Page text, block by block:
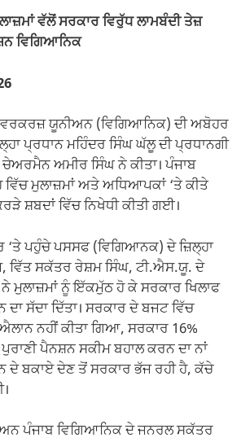
ਵੱਲੋਂ ਸਰਕਾਰ ਵਿਰੁੱਧ ਲਾਮਬੰਦੀ ਤੇਜ਼
ਵਿਗਿਆਨਿਕ
ਯੂਨੀਅਨ (ਵਿਗਿਆਨਿਕ) ਦੀ ਅਬੋਹਰ
ਪ੍ਰਧਾਨ ਮਹਿੰਦਰ ਸਿੰਘ ਘੱਲੂ ਦੀ ਪ੍ਰਧਾਨਗੀ
ਅਮੀਰ ਸਿੰਘ ਨੇ ਕੀਤਾ। ਪੰਜਾਬ
ਮੁਲਾਜ਼ਮਾਂ ਅਤੇ ਅਧਿਆਪਕਾਂ ‘ਤੇ ਕੀਤੇ
ਸ਼ਬਦਾਂ ਵਿੱਚ ਨਿਖੇਧੀ ਕੀਤੀ ਗਈ।
‘ਤੇ ਪਹੁੰਚੇ ਪਸਸਫ (ਵਿਗਿਆਨਕ) ਦੇ ਜ਼ਿਲ੍ਹਾ
ਵਿੱਤ ਸਕੱਤਰ ਰੇਸ਼ਮ ਸਿੰਘ, ਟੀ.ਐਸ.ਯੂ. ਦੇ
ਮੁਲਾਜ਼ਮਾਂ ਨੂੰ ਇੱਕਮੁੱਠ ਹੋ ਕੇ ਸਰਕਾਰ ਖਿਲਾਫ
ਸੱਦਾ ਦਿੱਤਾ। ਸਰਕਾਰ ਦੇ ਬਜਟ ਵਿੱਚ
ਨਹੀਂ ਕੀਤਾ ਗਿਆ, ਸਰਕਾਰ 16%
ਪੈਨਸ਼ਨ ਸਕੀਮ ਬਹਾਲ ਕਰਨ ਦਾ ਨਾਂ
ਦੇ ਬਕਾਏ ਦੇਣ ਤੋਂ ਸਰਕਾਰ ਭੱਜ ਰਹੀ ਹੈ, ਕੱਚੇ
ਪੰਜਾਬ ਵਿਗਿਆਨਿਕ ਦੇ ਜਨਰਲ ਸਕੱਤਰ